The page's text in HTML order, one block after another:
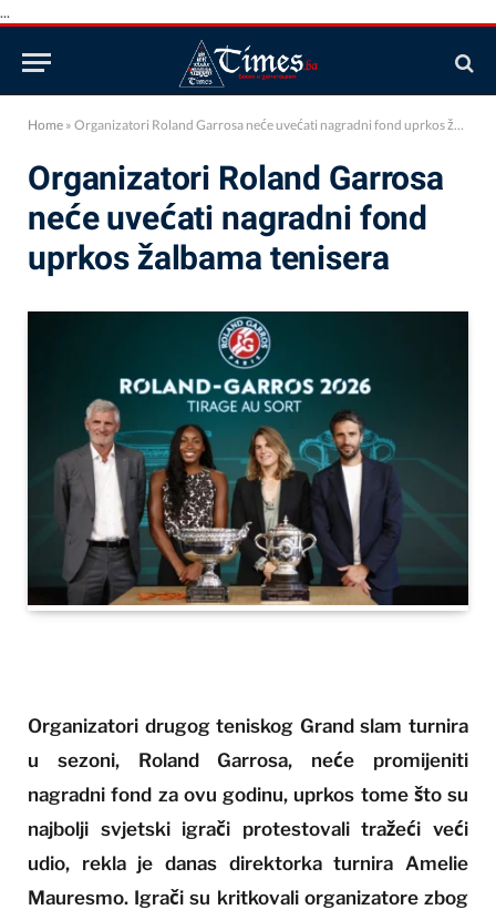
...
Home » Organizatori Roland Garrosa neće uvećati nagradni fond uprkos žalbama tenisera
Organizatori Roland Garrosa
neće uvećati nagradni fond
uprkos žalbama tenisera
Organizatori drugog teniskog Grand slam turnira
u sezoni, Roland Garrosa, neće promijeniti
nagradni fond za ovu godinu, uprkos tome što su
najbolji svjetski igrači protestovali tražeći veći
udio, rekla je danas direktorka turnira Amelie
Mauresmo. Igrači su kritkovali organizatore zbog